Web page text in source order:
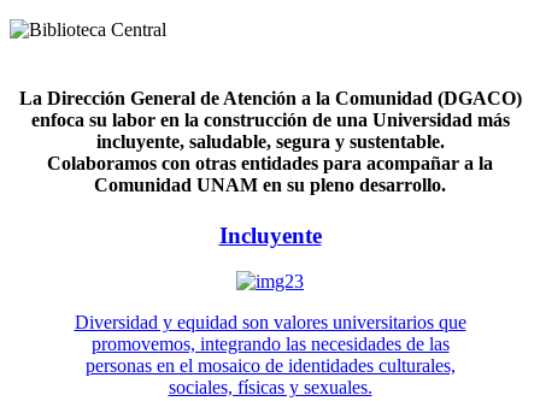
La Dirección General de Atención a la Comunidad (DGACO)
enfoca su labor en la construcción de una Universidad más
incluyente, saludable, segura y sustentable.
Colaboramos con otras entidades para acompañar a la
Comunidad UNAM en su pleno desarrollo.
Incluyente
Diversidad y equidad son valores universitarios que
promovemos, integrando las necesidades de las
personas en el mosaico de identidades culturales,
sociales, físicas y sexuales.